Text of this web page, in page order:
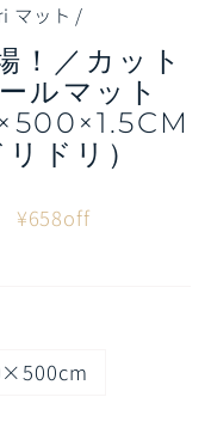
マット /
！／カット
ルマット
ドリ）
¥658off